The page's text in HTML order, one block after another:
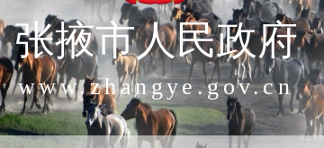
张掖市人民政府
www.zhangye.gov.cn